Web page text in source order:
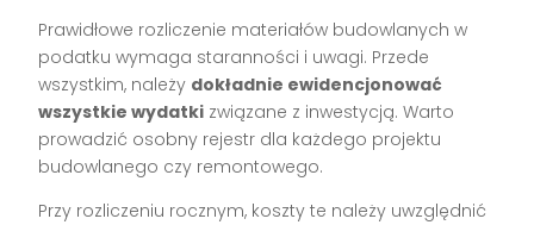
Prawidłowe rozliczenie materiałów budowlanych w
podatku wymaga staranności i uwagi. Przede
wszystkim, należy dokładnie ewidencjonować
wszystkie wydatki związane z inwestycją. Warto
prowadzić osobny rejestr dla każdego projektu
budowlanego czy remontowego.
Przy rozliczeniu rocznym, koszty te należy uwzględnić